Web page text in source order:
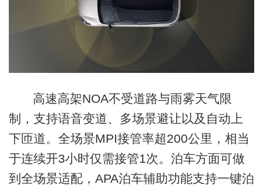
高速高架NOA不受道路与雨雾天气限
制，支持语音变道、多场景避让以及自动上
下匝道。全场景MPI接管率超200公里，相当
于连续开3小时仅需接管1次。泊车方面可做
到全场景适配，APA泊车辅助功能支持一键泊